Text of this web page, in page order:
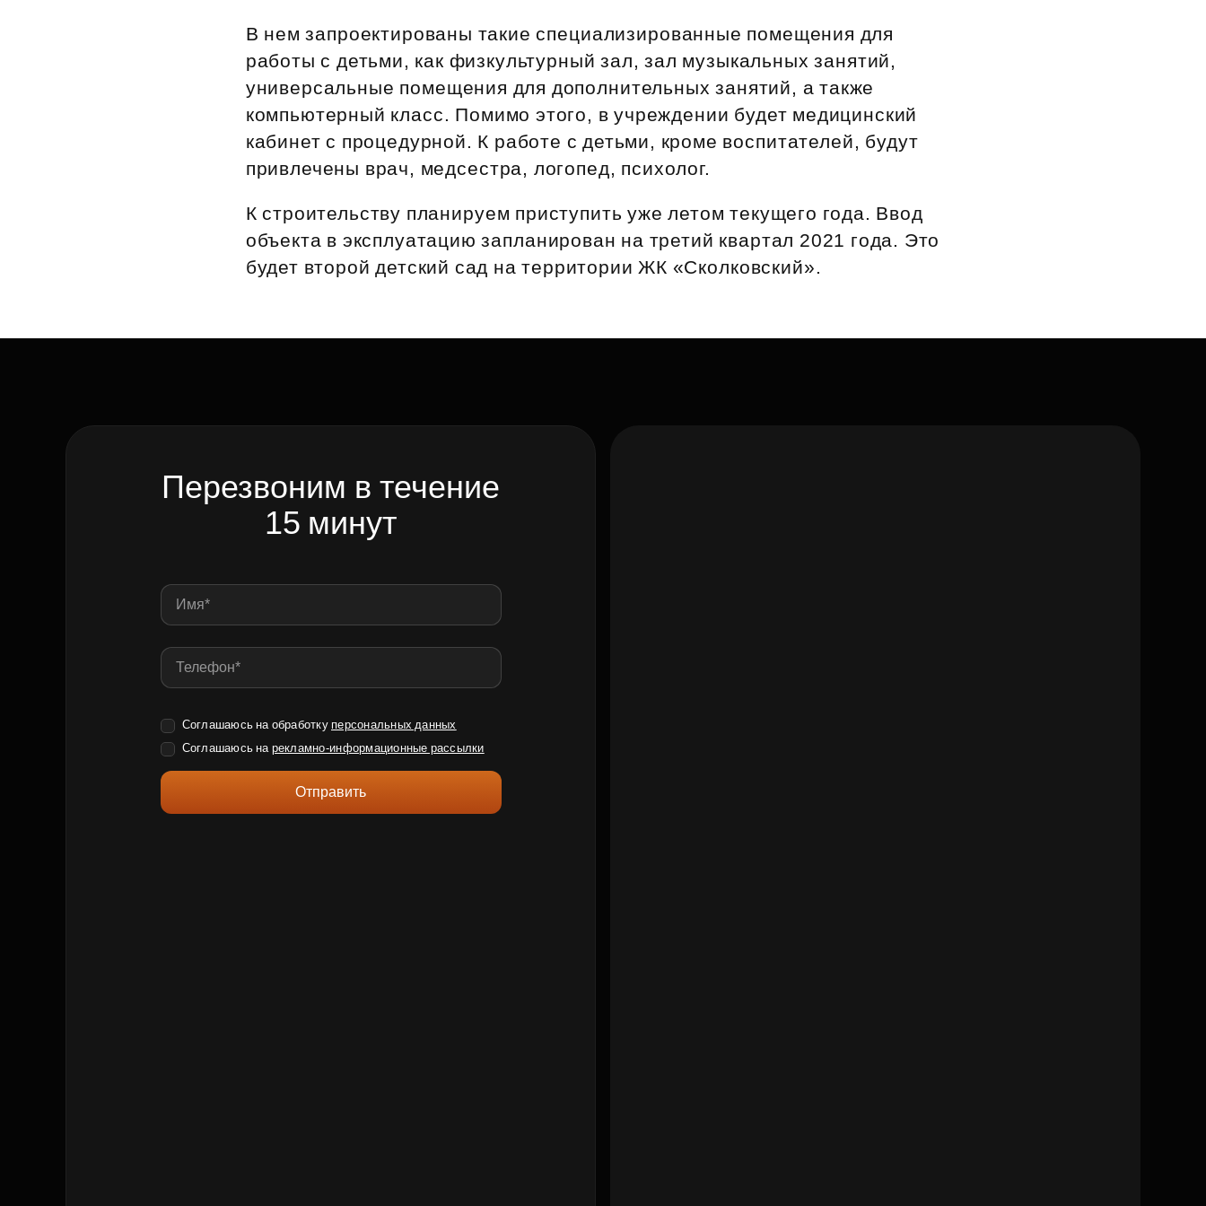
В нем запроектированы такие специализированные помещения для
работы с детьми, как физкультурный зал, зал музыкальных занятий,
универсальные помещения для дополнительных занятий, а также
компьютерный класс. Помимо этого, в учреждении будет медицинский
кабинет с процедурной. К работе с детьми, кроме воспитателей, будут
привлечены врач, медсестра, логопед, психолог.
К строительству планируем приступить уже летом текущего года. Ввод
объекта в эксплуатацию запланирован на третий квартал 2021 года. Это
будет второй детский сад на территории ЖК «Сколковский».
Перезвоним в течение
15 минут
Соглашаюсь на обработку персональных данных
Соглашаюсь на рекламно-информационные рассылки
Отправить